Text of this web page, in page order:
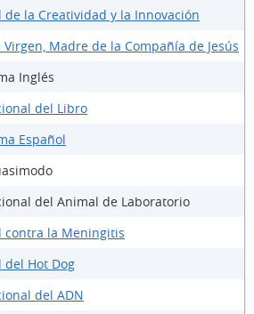
la Creatividad y la Innovación
Madre de la Compañía de Jesús
Inglés
del Libro
Español
del Animal de Laboratorio
contra la Meningitis
Hot Dog
del ADN